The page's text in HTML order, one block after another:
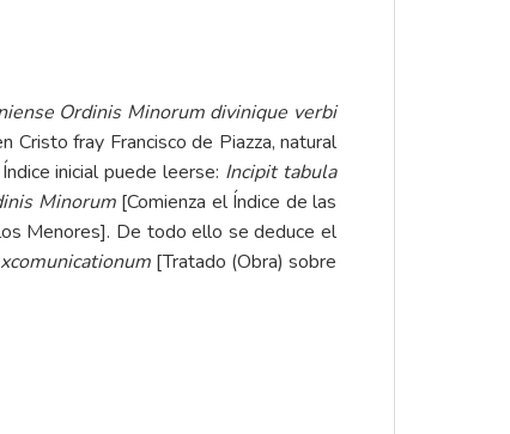
Ordinis Minorum divinique verbi
Cristo fray Francisco de Piazza, natural
inicial puede leerse: Incipit tabula
Minorum [Comienza el Índice de las
Menores]. De todo ello se deduce el
[Tratado (Obra) sobre